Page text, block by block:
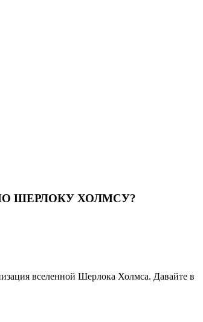
ШЕРЛОКУ ХОЛМСУ?
вселенной Шерлока Холмса. Давайте в